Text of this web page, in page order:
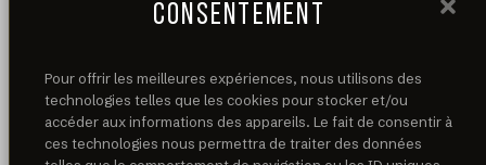
CONSENTEMENT
Pour offrir les meilleures expériences, nous utilisons des
technologies telles que les cookies pour stocker et/ou
accéder aux informations des appareils. Le fait de consentir à
ces technologies nous permettra de traiter des données